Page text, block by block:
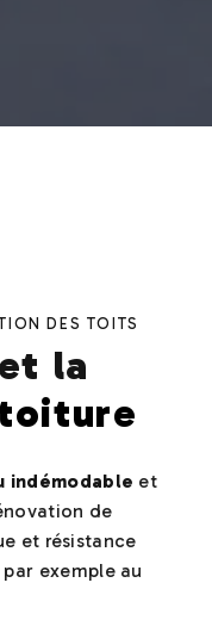
DES TOITS
la
indémodable et
de
et résistance
exemple au